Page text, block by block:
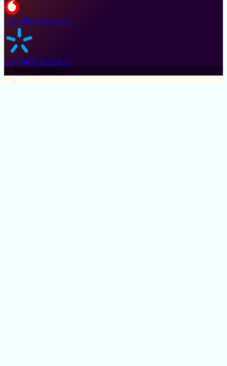
+38 (095) 513-00-11
+38 (093) 513-00-11
© 2025 Cylinder